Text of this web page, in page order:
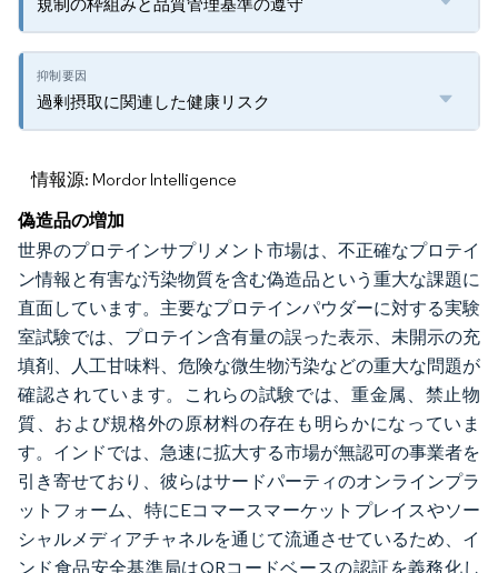
過剰摂取に関連した健康リスク
情報源: Mordor Intelligence
偽造品の増加
世界のプロテインサプリメント市場は、不正確なプロテイ
ン情報と有害な汚染物質を含む偽造品という重大な課題に
直面しています。主要なプロテインパウダーに対する実験
室試験では、プロテイン含有量の誤った表示、未開示の充
填剤、人工甘味料、危険な微生物汚染などの重大な問題が
確認されています。これらの試験では、重金属、禁止物
質、および規格外の原材料の存在も明らかになっていま
す。インドでは、急速に拡大する市場が無認可の事業者を
引き寄せており、彼らはサードパーティのオンラインプラ
ットフォーム、特にEコマースマーケットプレイスやソー
シャルメディアチャネルを通じて流通させているため、イ
ンド食品安全基準局はQRコードベースの認証を義務化し